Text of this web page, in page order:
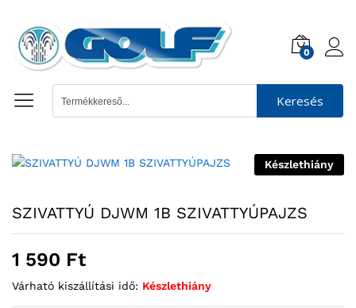
0
Keresés
Készlethiány
SZIVATTYÚ DJWM 1B SZIVATTYÚPAJZS
1 590 Ft
Várható kiszállítási idő: Készlethiány